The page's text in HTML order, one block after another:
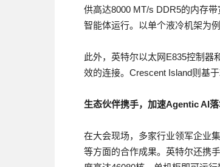
供高达8000 MT/s DDR5的内存
智能体运行。以单个液冷机架为
此外，英特尔以太网E835控制器
效的连接。Crescent Island则基
生态伙伴携手，加速Agentic AI
在大会现场，多家行业领军企业
等方面的合作成果。英特尔还携